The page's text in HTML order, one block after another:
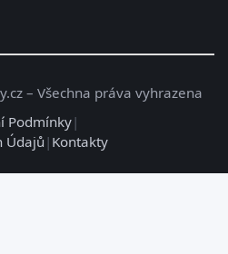
– Všechna práva vyhrazena
Podmínky|
Údajů | Kontakty